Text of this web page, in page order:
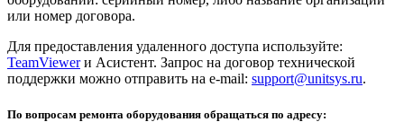
или номер договора.
Для предоставления удаленного доступа используйте:
TeamViewerи Асистент. Запрос на договор технической
поддержки можно отправить на e-mail: support@unitsys.ru.
По вопросам ремонта оборудования обращаться по адресу: